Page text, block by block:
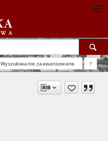
Wyszukiwanie zaawansowane ?